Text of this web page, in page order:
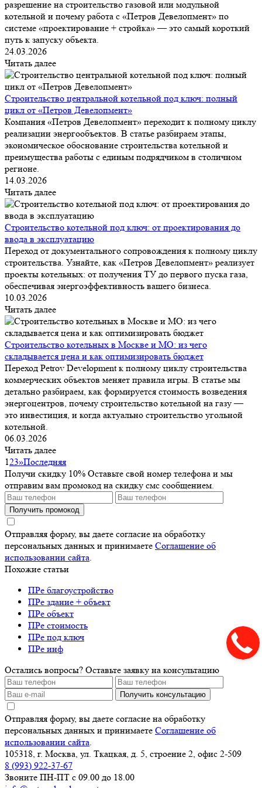
разрешение на строительство газовой или модульной
котельной и почему работа с «Петров Девелопмент» по
системе «проектирование + стройка» — это самый короткий
путь к запуску объекта.
24.03.2026
Читать далее
Строительство центральной котельной под ключ: полный
цикл от «Петров Девелопмент»
Компания «Петров Девелопмент» переходит к полному циклу
реализации энергообъектов. В статье разбираем этапы,
экономическое обоснование строительства котельной и
преимущества работы с единым подрядчиком в столичном
регионе.
14.03.2026
Читать далее
Строительство котельной под ключ: от проектирования до
ввода в эксплуатацию
Переход от документального сопровождения к полному циклу
строительства. Узнайте, как «Петров Девелопмент» реализует
проекты котельных: от получения ТУ до первого пуска газа,
обеспечивая энергоэффективность вашего бизнеса.
10.03.2026
Читать далее
Строительство котельных в Москве и МО: из чего
складывается цена и как оптимизировать бюджет
Переход Petrov Development к полному циклу строительства
коммерческих объектов меняет правила игры. В статье мы
детально разбираем, как формируется стоимость возведения
энергоцентров, почему строительство котельной на газу —
это инвестиция, и когда актуально строительство угольной
котельной.
06.03.2026
Читать далее
123»Последняя
Получи скидку 10% Оставьте свой номер телефона и мы
отправим вам промокод на скидку смс сообщением.
Получить промокод
Отправляя форму, вы даете согласие на обработку
персональных данных и принимаете Соглашение об
использовании сайта.
Похожие статьи
ПРе благоустройство
ПРе здание + объект
ПРе объект
ПРе стоимость
ПРе под ключ
ПРе инф
Остались вопросы? Оставьте заявку на консультацию
Получить консультацию
Отправляя форму, вы даете согласие на обработку
персональных данных и принимаете Соглашение об
использовании сайта.
105318, г. Москва, ул. Ткацкая, д. 5, строение 2, офис 2-509
8 (993) 922-37-67
Звоните ПН-ПТ с 09.00 до 18.00